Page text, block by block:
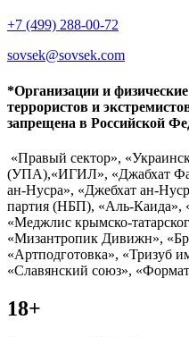
+7 (499) 288-00-72
sovsek@sovsek.com
*Организации и
террористов и
запрещена в Российской
«Правый сектор»,
(УПА),«ИГИЛ», «Джабхат
ан-Нусра», «Джебхат ан-
партия (НБП), «Аль-
«Меджлис крымско-
«Мизантропик Дивижн»,
«Артподготовка», «Тризуб
«Славянский союз»,
18+